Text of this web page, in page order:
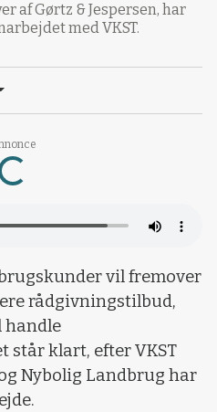
Loading...
af Gørtz & Jespersen, har
med VKST.
vil fremover
rådgivningstilbud,
handle
står klart, efter VKST
Nybolig Landbrug har